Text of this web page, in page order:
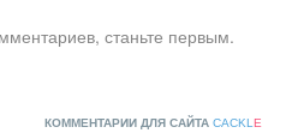
станьте первым.
КОММЕНТАРИИ ДЛЯ САЙТА CACKL E